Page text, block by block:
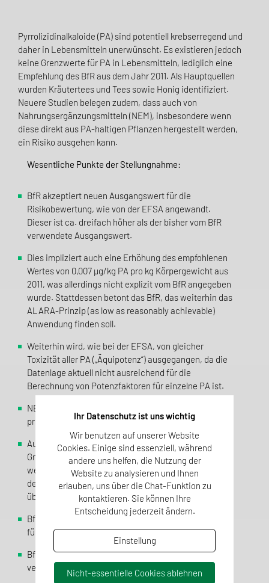
Pyrrolizidinalkaloide (PA) sind potentiell krebserregend und
daher in Lebensmitteln unerwünscht. Es existieren jedoch
keine Grenzwerte für PA in Lebensmitteln, lediglich eine
Empfehlung des BfR aus dem Jahr 2011. Als Hauptquellen
wurden Kräutertees und Tees sowie Honig identifiziert.
Neuere Studien belegen zudem, dass auch von
Nahrungsergänzungsmitteln (NEM), insbesondere wenn
diese direkt aus PA-haltigen Pflanzen hergestellt werden,
ein Risiko ausgehen kann.
Wesentliche Punkte der Stellungnahme:
BfR akzeptiert neuen Ausgangswert für die
Risikobewertung, wie von der EFSA angewandt.
Dieser ist ca. dreifach höher als der bisher vom BfR
verwendete Ausgangswert.
Dies impliziert auch eine Erhöhung des empfohlenen
Wertes von 0,007 µg/kg PA pro kg Körpergewicht aus
2011, was allerdings nicht explizit vom BfR angegeben
wurde. Stattdessen betont das BfR, das weiterhin das
ALARA-Prinzip (as low as reasonably achievable)
Anwendung finden soll.
Weiterhin wird, wie bei der EFSA, von gleicher
Toxizität aller PA („Äquipotenz“) ausgegangen, da die
Datenlage aktuell nicht ausreichend für die
Berechnung von Potenzfaktoren für einzelne PA ist.
NEM, insbesondere aus PA-haltigen Pflanzen, sind
problematisch (ausgenommen Öl-basierte NEM)
Auch bei Einhaltung des vorgeschlagenen
Grenzwertes für NEM von 1000 µg/kg können diese
wesentlich zur Gesamt-PA-Belastung beitragen und
den Beitrag durch Lebensmittel um ein Mehrfaches
übersteigen.
BfR hält strengere Bewertungskriterien für PA in NEM
für sinnvoll.
BfR empfiehlt, NEM aus PA-haltigen Pflanzen nicht zu
verwenden.
Ihr Datenschutz ist uns wichtig
Wir benutzen auf unserer Website
Cookies. Einige sind essenziell, während
andere uns helfen, die Nutzung der
Website zu analysieren und Ihnen
erlauben, uns über die Chat-Funktion zu
kontaktieren. Sie können Ihre
Entscheidung jederzeit ändern.
Einstellung
Nicht-essentielle Cookies ablehnen